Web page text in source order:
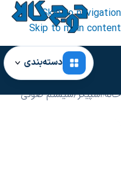
Skip to navigation
Skip to main content
دسته‌بندی
خانه‹اسپیکر/سیستم صوتی